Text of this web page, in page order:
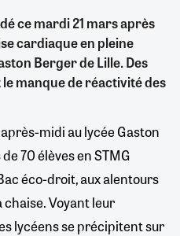
ce mardi 21 mars après
cardiaque en pleine
Berger de Lille. Des
manque de réactivité des
midi au lycée Gaston
70 élèves en STMG
éco-droit, aux alentours
chaise. Voyant leur
lycéens se précipitent sur